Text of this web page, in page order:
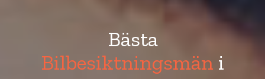
Bästa
Bilbesiktningsmän i